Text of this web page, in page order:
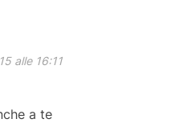
alle 16:11
a te